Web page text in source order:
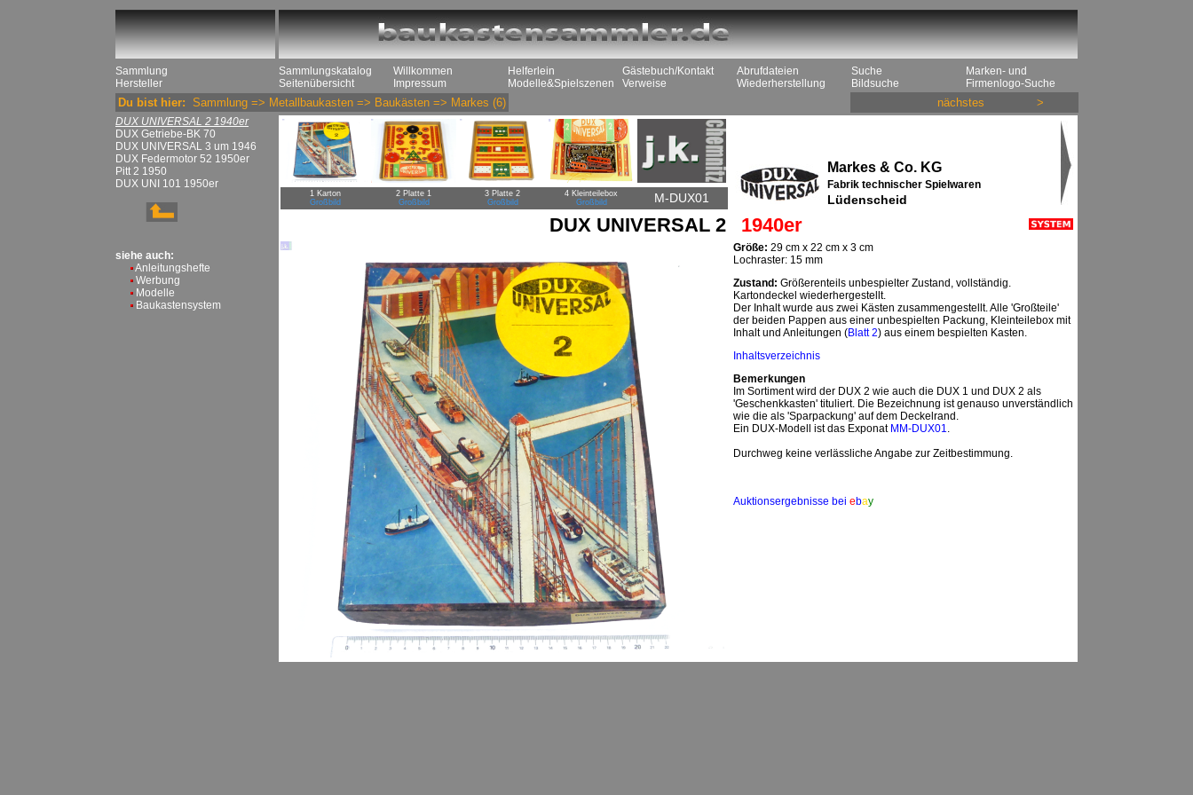
Sammlung
Hersteller
Sammlungskatalog
Seitenübersicht
Willkommen
Impressum
Helferlein
Modelle&Spielszenen
Gästebuch/Kontakt
Verweise
Abrufdateien
Wiederherstellung
Suche
Bildsuche
Marken- und
Firmenlogo-Suche
Du bist hier: Sammlung => Metallbaukasten => Baukästen => Markes (6) nächstes >
DUX UNIVERSAL 2 1940er
DUX Getriebe-BK 70
DUX UNIVERSAL 3 um 1946
DUX Federmotor 52 1950er
Pitt 2 1950
DUX UNI 101 1950er
siehe auch:
Anleitungshefte
Werbung
Modelle
Baukastensystem
1 Karton
Großbild
2 Platte 1
Großbild
3 Platte 2
Großbild
4 Kleinteilebox
Großbild
M-DUX01
Markes & Co. KG
Fabrik technischer Spielwaren
Lüdenscheid
DUX UNIVERSAL 2 1940er
Größe: 29 cm x 22 cm x 3 cm
Lochraster: 15 mm
Zustand: Größerenteils unbespielter Zustand, vollständig.
Kartondeckel wiederhergestellt.
Der Inhalt wurde aus zwei Kästen zusammengestellt. Alle 'Großteile'
der beiden Pappen aus einer unbespielten Packung, Kleinteilebox mit
Inhalt und Anleitungen (Blatt 2) aus einem bespielten Kasten.
Inhaltsverzeichnis
Bemerkungen
Im Sortiment wird der DUX 2 wie auch die DUX 1 und DUX 2 als
'Geschenkkasten' tituliert. Die Bezeichnung ist genauso unverständlich
wie die als 'Sparpackung' auf dem Deckelrand.
Ein DUX-Modell ist das Exponat MM-DUX01.
Durchweg keine verlässliche Angabe zur Zeitbestimmung.
Auktionsergebnisse bei ebay